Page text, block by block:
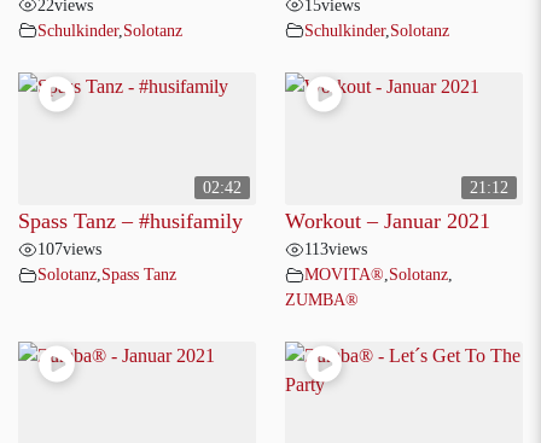
22views
Schulkinder, Solotanz
15views
Schulkinder, Solotanz
02:42
Spass Tanz – #husifamily
107views
Solotanz,Spass Tanz
21:12
Workout – Januar 2021
113views
MOVITA®,Solotanz,
ZUMBA®